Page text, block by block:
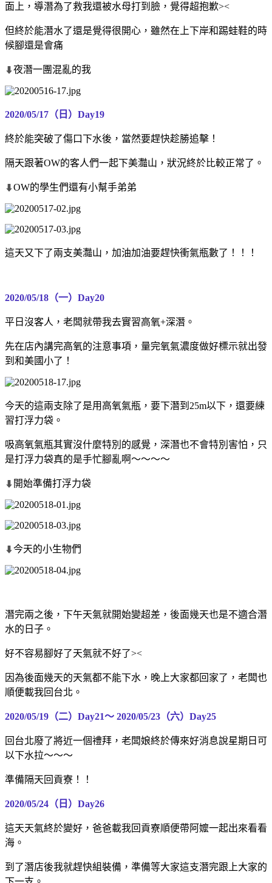
面上，導潛為了救我還被水母打到臉，覺得超抱歉><
但終於能潛水了還是覺得很開心，雖然在上下岸和踢蛙鞋的時
候腳還是會痛
⬇夜潛一團混亂的我
2020/05/17（日）Day19
終於能突破了傷口下水後，當然要趕快趁勝追擊！
隔天跟著OW的客人們一起下美灩山，狀況終於比較正常了。
⬇OW的學生們還有小幫手弟弟
這天又下了兩支美灩山，加油加油要趕快衝氣瓶數了！！！
2020/05/18（一）Day20
平日沒客人，老闆就帶我去實習高氧+深潛。
先在店內講完高氧的注意事項，量完氧氣濃度做好標示就出發
到和美國小了！
今天的這兩支除了是用高氧氣瓶，要下潛到25m以下，還要練
習打浮力袋。
吸高氧氣瓶其實沒什麼特別的感覺，深潛也不會特別害怕，只
是打浮力袋真的是手忙腳亂啊～～～～
⬇ 開始準備打浮力袋
⬇今天的小生物們
潛完兩之後，下午天氣就開始變超差，後面幾天也是不適合潛
水的日子。
好不容易腳好了天氣就不好了><
因為後面幾天的天氣都不能下水，晚上大家都回家了，老闆也
順便載我回台北。
2020/05/19（二）Day21～ 2020/05/23（六）Day25
回台北廢了將近一個禮拜，老闆娘終於傳來好消息說星期日可
以下水拉～～～
準備隔天回貢寮！！
2020/05/24（日）Day26
這天天氣終於變好，爸爸載我回貢寮順便帶阿嬤一起出來看看
海。
到了潛店後我就趕快組裝備，準備等大家這支潛完跟上大家的